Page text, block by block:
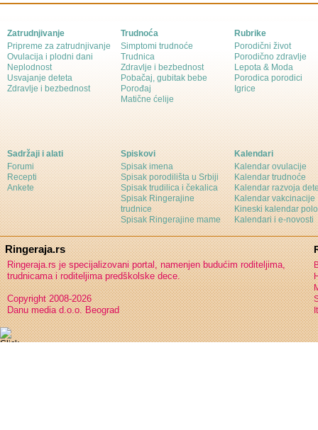
Zatrudnjivanje
Pripreme za zatrudnjivanje
Ovulacija i plodni dani
Neplodnost
Usvajanje deteta
Zdravlje i bezbednost
Trudnoća
Simptomi trudnoće
Trudnica
Zdravlje i bezbednost
Pobačaj, gubitak bebe
Porođaj
Matične ćelije
Rubrike
Porodični život
Porodično zdravlje
Lepota & Moda
Porodica porodici
Igrice
Sadržaji i alati
Forumi
Recepti
Ankete
Spiskovi
Spisak imena
Spisak porodilišta u Srbiji
Spisak trudilica i čekalica
Spisak Ringerajine
trudnice
Spisak Ringerajine mame
Kalendari
Kalendar ovulacije
Kalendar trudnoće
Kalendar razvoja
Kalendar vakcinacije
Kineski kalendar
Kalendari i e-novosti
Ringeraja.rs
Ringeraja.rs je specijalizovani portal, namenjen budućim roditeljima,
trudnicama i roditeljima predškolske dece.
Copyright 2008-2026
Danu media d.o.o. Beograd